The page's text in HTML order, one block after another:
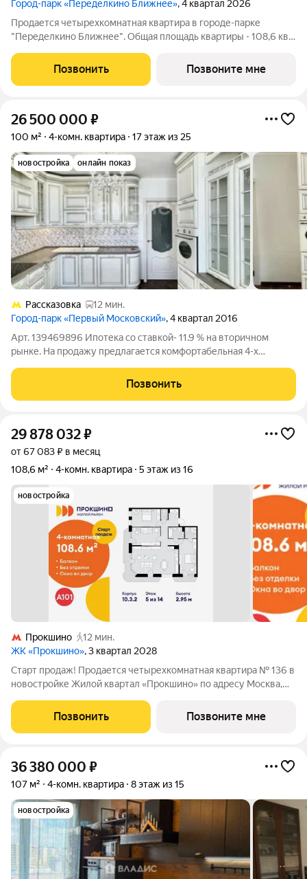
Город-парк «Переделкино Ближнее», 4 квартал 2026
Продается четырехкомнатная квартира в городе-парке
"Переделкино Ближнее". Общая площадь квартиры - 108,6 кв.
монолитный. ТОЛЬКО ДО 31 АВГУСТА выгодные условия на
приобретение квартиры в
Позвонить Позвоните мне
26 500 000 ₽
100 м² 4-комн. квартира 17 этаж из 25
новостройка онлайн показ
Рассказовка
12 мин.
Город-парк «Первый Московский», 4 квартал 2016
Арт. 139469896 Ипотека со ставкой- 11.9 % на вторичном
рынке. На пpoдaжу пpедлагается комфортабельная 4-х
райoнe Город- парк "Первый Московский" Кваpтиpa
расположена на 17 этаже, светлая и
Позвонить
29 878 032₽
от 67 083 ₽ в месяц
108,6 м²
4-комн. квартира 5 этаж из 16
новостройка
Прокшино
12 мин.
ЖК «Прокшино», 3 квартал 2028
Старт продаж! Продается четырехкомнатная квартира № 136 в
новостройке Жилой квартал «Прокшино» по адресу Москва,
Новомосковский административный округ, район Коммунарка,
ЖК Прокшино, 7.1.3. Общая
Позвонить Позвоните мне
36 380 000 ₽
107 м² 4-комн. квартира 8 этаж из 15
новостройка